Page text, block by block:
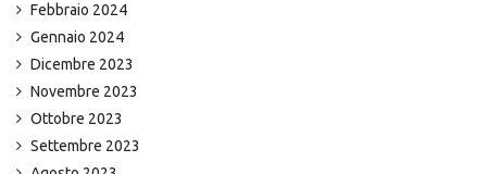
Febbraio 2024
Gennaio 2024
Dicembre 2023
Novembre 2023
Ottobre 2023
Settembre 2023